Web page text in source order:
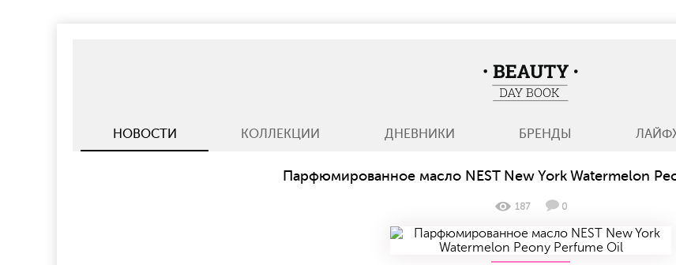
НОВОСТИ КОЛЛЕКЦИИ ДНЕВНИКИ БРЕНДЫ
BeautyDayBook
Парфюмированное масло NEST New York Watermelon
187 0